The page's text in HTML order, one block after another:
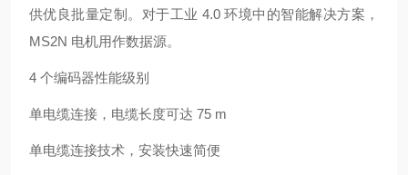
供优良批量定制。对于工业 4.0 环境中的智能解决方案，
MS2N 电机用作数据源。
4 个编码器性能级别
单电缆连接，电缆长度可达 75 m
单电缆连接技术，安装快速简便